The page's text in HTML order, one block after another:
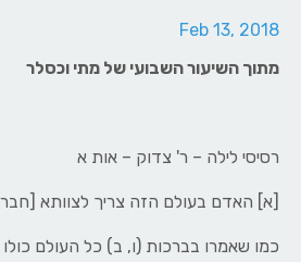
Feb 13, 2018
מתוך השיעור השבועי של מתי וכסלר
רסיסי לילה – ר' צדוק – אות א
[א] האדם בעולם הזה צריך לצוותא
כמו שאמרו בברכות (ו, ב) כל העולם